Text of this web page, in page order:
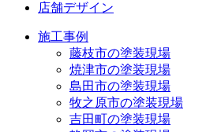
店舗デザイン
施工事例
藤枝市の塗装現場
焼津市の塗装現場
島田市の塗装現場
牧之原市の塗装現場
吉田町の塗装現場